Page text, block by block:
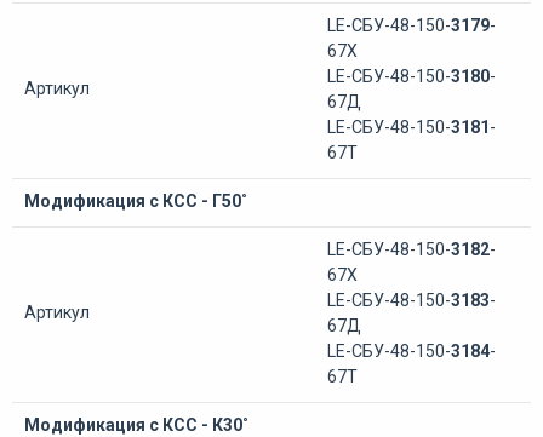
Артикул
LE-СБУ-48-150-3179-
67Х
LE-СБУ-48-150-3180-
67Д
LE-СБУ-48-150-3181 -
67Т
Модификация с КСС - Г50˚
Артикул
LE-СБУ-48-150-3182-
67Х
LE-СБУ-48-150-3183-
67Д
LE-СБУ-48-150-3184-
67Т
Модификация с КСС - К30˚